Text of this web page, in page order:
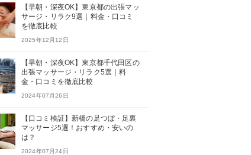
【早朝・深夜OK】東京都の出張マッ
サージ・リラク9選｜料金・口コミ
を徹底比較
2025年12月12日
【早朝・深夜OK】東京都千代田区の
出張マッサージ・リラク5選｜料
金・口コミを徹底比較
2024年07月26日
【口コミ検証】新橋の足つぼ・足裏
マッサージ5選！おすすめ・安いの
は？
2024年07月24日